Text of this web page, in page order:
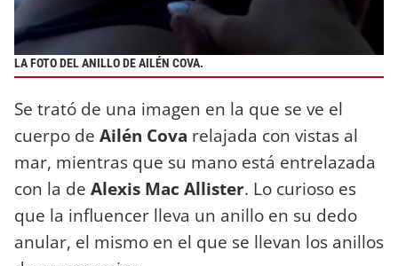
LA FOTO DEL ANILLO DE AILÉN COVA.
Se trató de una imagen en la que se ve el
cuerpo de Ailén Cova relajada con vistas al
mar, mientras que su mano está entrelazada
con la de Alexis Mac Allister. Lo curioso es
que la influencer lleva un anillo en su dedo
anular, el mismo en el que se llevan los anillos